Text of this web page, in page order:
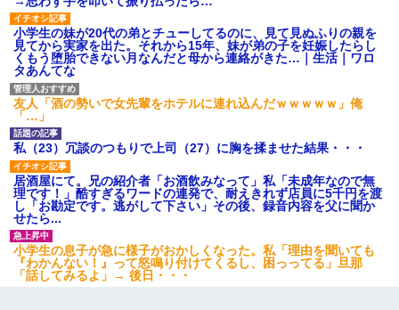
小学生の妹が20代の弟とチューしてるのに、見て見ぬふりの親を
見てから実家を出た。それから15年、妹が弟の子を妊娠したらし
くもう堕胎できない月なんだと母から連絡がきた…｜生活｜ワロ
タあんてな
友人「酒の勢いで女先輩をホテルに連れ込んだｗｗｗｗｗ」俺
「…」
私（23）冗談のつもりで上司（27）に胸を揉ませた結果・・・
居酒屋にて。兄の紹介者「お酒飲みなって」私「未成年なので無
理です！」酷すぎるワードの連発で、耐えきれず店員に5千円を渡
し「お勘定です。逃がして下さい」その後、録音内容を父に聞か
せたら...
小学生の息子が急に様子がおかしくなった。私「理由を聞いても
『わかんない！』って怒鳴り付けてくるし、困っってる」旦那
「話してみるよ」→ 後日・・・